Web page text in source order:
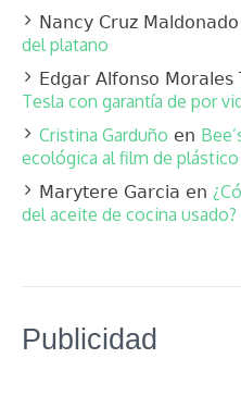
Nancy Cruz Maldonado
del platano
Edgar Alfonso Morales
Tesla con garantía de por
Cristina Garduño en
ecológica al film de plástico
Marytere Garcia en
del aceite de cocina usado?
Publicidad